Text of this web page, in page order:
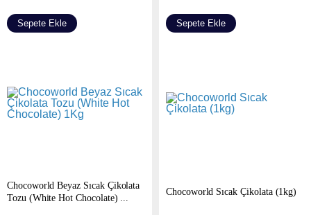
Sepete Ekle Sepete Ekle
Chocoworld Beyaz Sıcak Çikolata
Tozu (White Hot Chocolate) ...
Chocoworld Sıcak Çikolata (1kg)